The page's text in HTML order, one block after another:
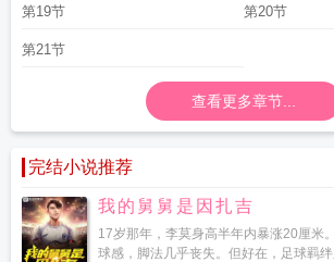
第19节 第20节
第21节
查看更多章节...
完结小说推荐
我的舅舅是因扎吉
17岁那年，李莫身高半年内暴涨20厘米
球感，脚法几乎丧失。但好在，足球羁